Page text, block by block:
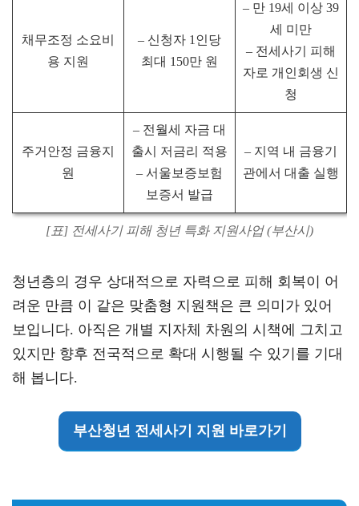
채무조정 소요비
용 지원
– 신청자 1인당
최대 150만 원
– 만 19세 이상 39
세 미만
– 전세사기 피해
자로 개인회생 신
청
주거안정 금융지
원
– 전월세 자금 대
출시 저금리 적용
– 서울보증보험
보증서 발급
– 지역 내 금융기
관에서 대출 실행
[표] 전세사기 피해 청년 특화 지원사업 (부산시)
청년층의 경우 상대적으로 자력으로 피해 회복이 어
려운 만큼 이 같은 맞춤형 지원책은 큰 의미가 있어
보입니다. 아직은 개별 지자체 차원의 시책에 그치고
있지만 향후 전국적으로 확대 시행될 수 있기를 기대
해 봅니다.
부산청년 전세사기 지원 바로가기